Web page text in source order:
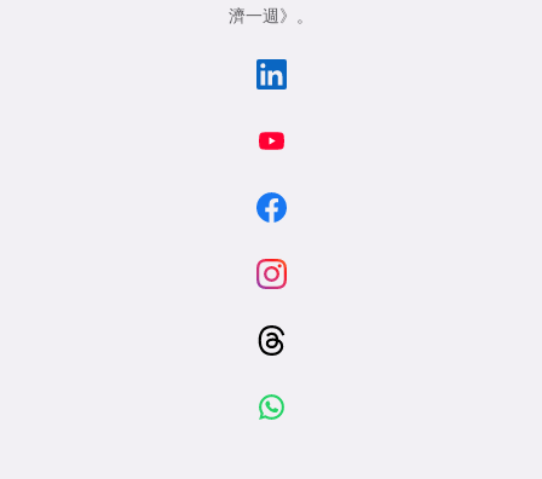
濟一週》
。